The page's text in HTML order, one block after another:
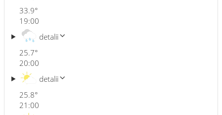
33.9°
19:00
25.7°
detalii
20:00
25.8°
detalii
21:00